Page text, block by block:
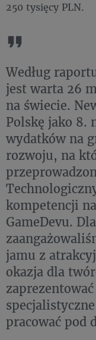
250 tysięcy PLN.
Według
jest warta 26
na świecie.
Polskę jako 8.
wydatków na
rozwoju, na
kompetencji
GameDevu.
jamu z
okazja dla
pracować pod